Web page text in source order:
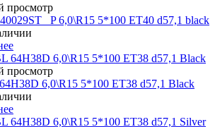
просмотр
_P 6,0\R15 5*100 ET40 d57,1 black
просмотр
6,0\R15 5*100 ET38 d57,1 Black